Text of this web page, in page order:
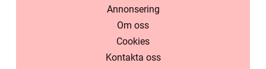
Annonsering
Om oss
Cookies
Kontakta oss